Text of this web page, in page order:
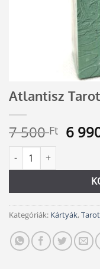
Atlantisz
7 500Ft
7
500
6
Atlantisz Tarot kártya,
Alternative:
Kategóriák: Kártyák,